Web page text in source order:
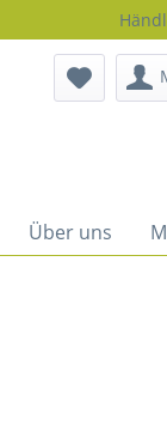
Über uns